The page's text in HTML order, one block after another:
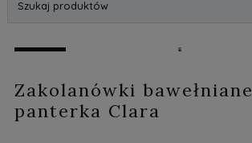
Szukaj produktów
promocja
Zakolanówki bawełniane
panterka Clara